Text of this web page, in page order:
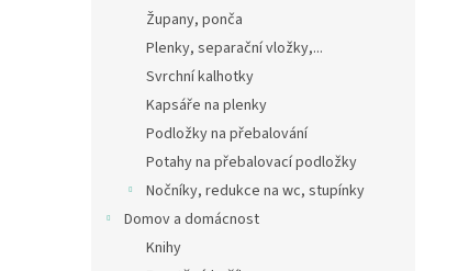
Župany, ponča
Plenky, separační vložky,...
Svrchní kalhotky
Kapsáře na plenky
Podložky na přebalování
Potahy na přebalovací podložky
Nočníky, redukce na wc, stupínky
Domov a domácnost
Knihy